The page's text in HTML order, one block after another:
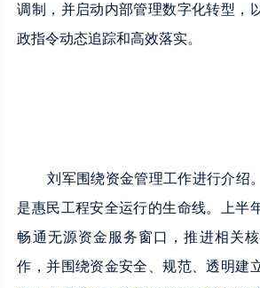
调制，并启动内部管理数字化转型，
政指令动态追踪和高效落实。
刘军围绕资金管理工作进行介绍
是惠民工程安全运行的生命线。上半
畅通无源资金服务窗口，推进相关
作，并围绕资金安全、规范、透明建